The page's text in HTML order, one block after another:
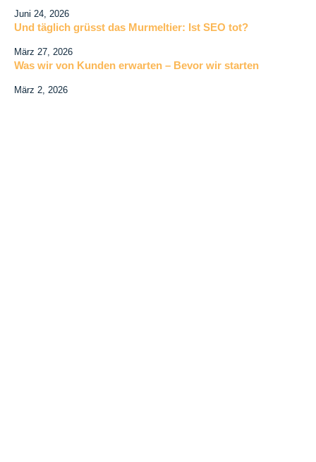
Juni 24, 2026
Und täglich grüsst das Murmeltier: Ist SEO tot?
März 27, 2026
Was wir von Kunden erwarten – Bevor wir starten
März 2, 2026